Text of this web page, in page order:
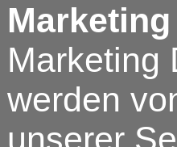
Marketing
Marketing
werden
unserer